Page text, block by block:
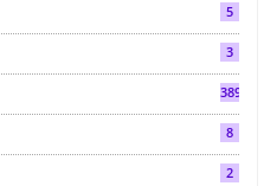
5
3
3892
8
2